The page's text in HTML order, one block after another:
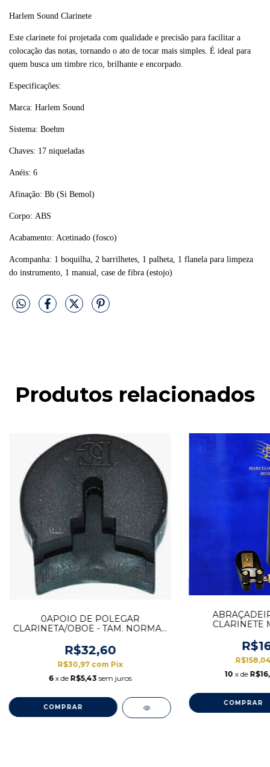
Harlem Sound Clarinete
Este clarinete foi projetada com qualidade e precisão para facilitar a
colocação das notas, tornando o ato de tocar mais simples. É ideal para
quem busca um timbre rico, brilhante e encorpado.
Especificações:
Marca: Harlem Sound
Sistema: Boehm
Chaves: 17 niqueladas
Anéis: 6
Afinação: Bb (Si Bemol)
Corpo: ABS
Acabamento: Acetinado (fosco)
Acompanha: 1 boquilha, 2 barrilhetes, 1 palheta, 1 flanela para limpeza
do instrumento, 1 manual, case de fibra (estojo)
Produtos relacionados
0APOIO DE POLEGAR
CLARINETA/OBOE - TAM. NORMAL
R$32,60
R$30,97 com Pix
6 x de R$5,43 sem juros
CLARINETE
10 x de